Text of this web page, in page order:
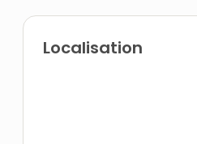
Localisation